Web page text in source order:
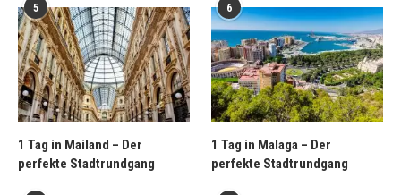
5
1 Tag in Mailand – Der
perfekte Stadtrundgang
6
1 Tag in Malaga – Der
perfekte Stadtrundgang